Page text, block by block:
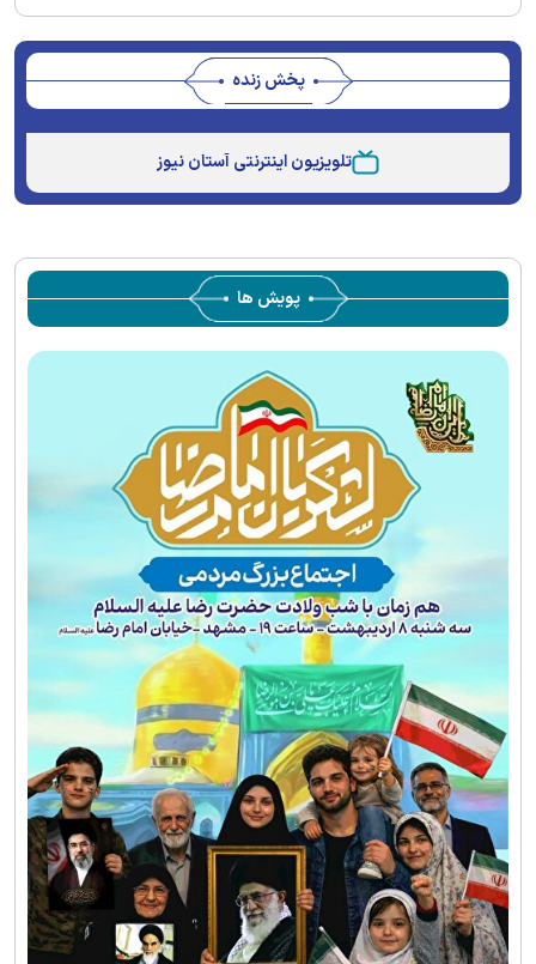
پخش زنده
تلویزیون اینترنتی آستان نیوز
پویش ها